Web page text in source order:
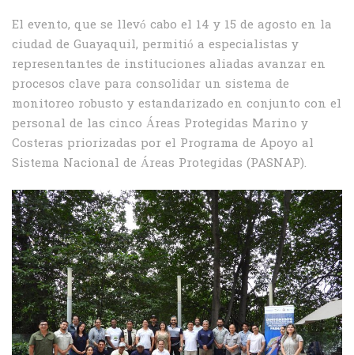
El evento, que se llevó cabo el 14 y 15 de agosto en la
ciudad de Guayaquil, permitió a especialistas y
representantes de instituciones aliadas avanzar en
procesos clave para consolidar un sistema de
monitoreo robusto y estandarizado en conjunto con el
personal de las cinco Áreas Protegidas Marino y
Costeras priorizadas por el Programa de Apoyo al
Sistema Nacional de Áreas Protegidas (PASNAP).